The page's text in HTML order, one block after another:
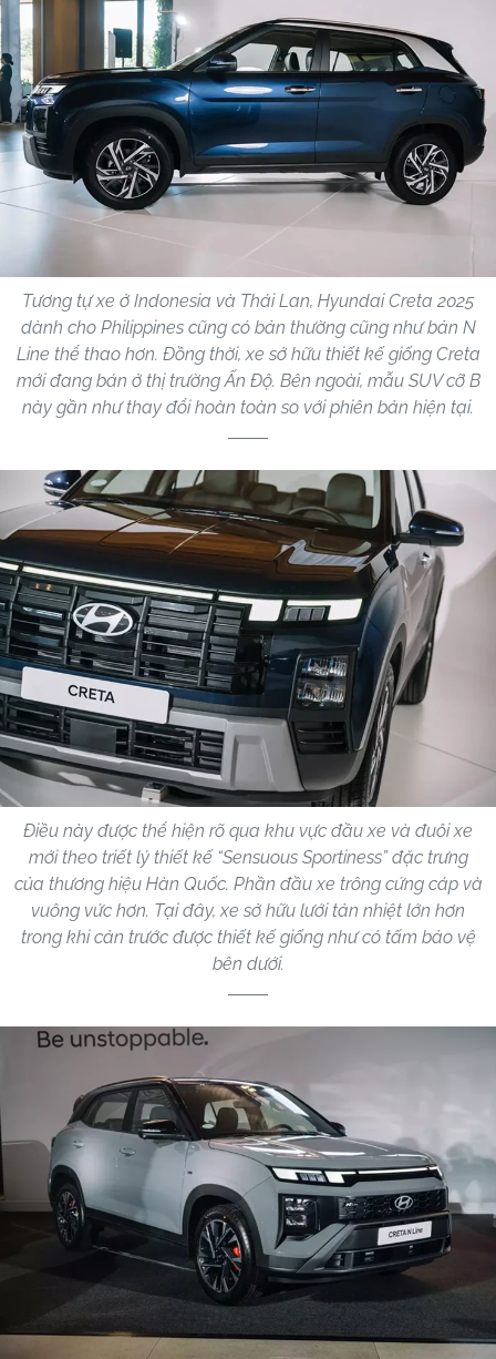
Tương tự xe ở Indonesia và Thái Lan, Hyundai Creta 2025
dành cho Philippines cũng có bản thường cũng như bản N
Line thể thao hơn. Đồng thời, xe sở hữu thiết kế giống Creta
mới đang bán ở thị trường Ấn Độ. Bên ngoài, mẫu SUV cỡ B
này gần như thay đổi hoàn toàn so với phiên bản hiện tại.
Điều này được thể hiện rõ qua khu vực đầu xe và đuôi xe
mới theo triết lý thiết kế “Sensuous Sportiness” đặc trưng
của thương hiệu Hàn Quốc. Phần đầu xe trông cứng cáp và
vuông vức hơn. Tại đây, xe sở hữu lưới tản nhiệt lớn hơn
trong khi cản trước được thiết kế giống như có tấm bảo vệ
bên dưới.